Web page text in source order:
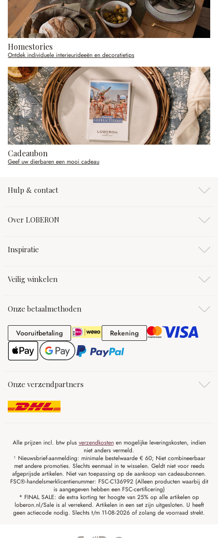
Homestories
Ontdek individuele interieurideeën en decoratietips
Cadeaubon
Geef uw dierbaren een mooi cadeau
Hulp & contact
Over LOBERON
Inspiratie
Veilig winkelen
Onze betaalmethoden
VooruitbetalingVooruitbetaling RekeningRekening
Onze verzendpartners
Alle prijzen incl. btw plus verzendkostenen mogelijke leveringskosten, indien
niet anders vermeld.
¹ Nieuwsbrief-aanmelding: minimale bestelwaarde € 60; Niet combineerbaar
met andere promoties. Slechts eenmaal in te wisselen. Geldt niet voor reeds
afgeprijsde artikelen. Niet van toepassing op de aankoop van cadeaubonnen.
FSC®-handelsmerklicentienummer: FSC-C136992 (Alleen producten waarbij dit
is aangegeven hebben een FSC-certificering)
* FINAL SALE: de extra korting ter hoogte van 25% op alle artikelen op
loberon.nl/Sale is al verrekend. Artikelen in een set zijn uitgesloten. U heeft
geen actiecode nodig. Slechts t/m 11-08-2026 of zolang de voorraad strekt.